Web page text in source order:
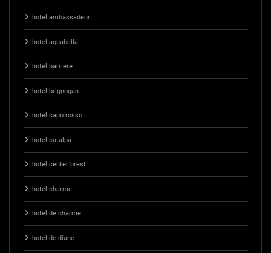
hotel ambassadeur
hotel aquabella
hotel barriere
hotel brignogan
hotel capo rosso
hotel catalpa
hotel center brest
hotel charme
hotel de charme
hotel de diane